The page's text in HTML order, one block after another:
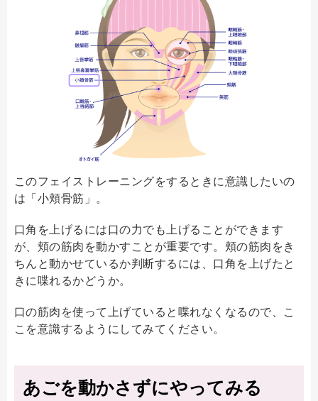
このフェイストレーニングをするときに意識したいの
は「小頬骨筋」。
口角を上げるには口の力でも上げることができます
が、頬の筋肉を動かすことが重要です。頬の筋肉をき
ちんと動かせているか判断するには、口角を上げたと
きに喋れるかどうか。
口の筋肉を使って上げていると喋れなくなるので、こ
こを意識するようにしてみてください。
あごを動かさずにやってみる